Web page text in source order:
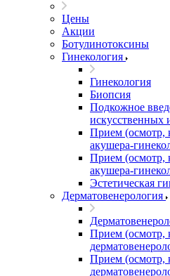
Цены
Акции
Ботулинотоксины
Гинекология
Гинекология
Биопсия
Подкожное
искусственных
Прием (осмотр,
акушера-
Прием (осмотр,
акушера-
Эстетическая
Дерматовенерология
Прием (осмотр,
Прием (осмотр,